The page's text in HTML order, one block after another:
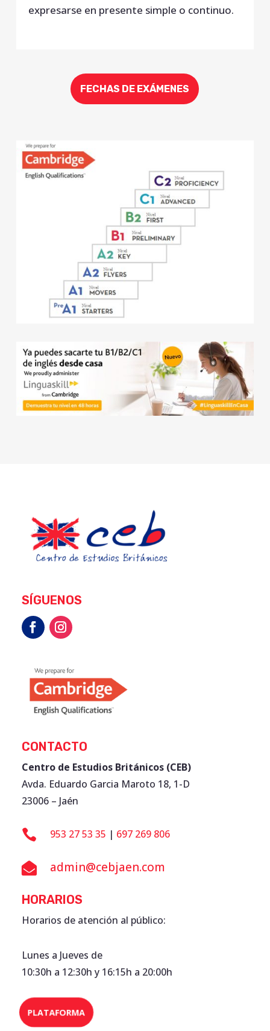
expresarse en presente simple o continuo.
FECHAS DE EXÁMENES
SÍGUENOS
CONTACTO
Centro de Estudios Británicos (CEB)
Avda. Eduardo Garcia Maroto 18, 1-D
23006 – Jaén
 953 27 53 35 | 697 269 806
 admin@cebjaen.com
HORARIOS
Horarios de atención al público:
Lunes a Jueves de
10:30h a 12:30h y 16:15h a 20:00h
PLATAFORMA